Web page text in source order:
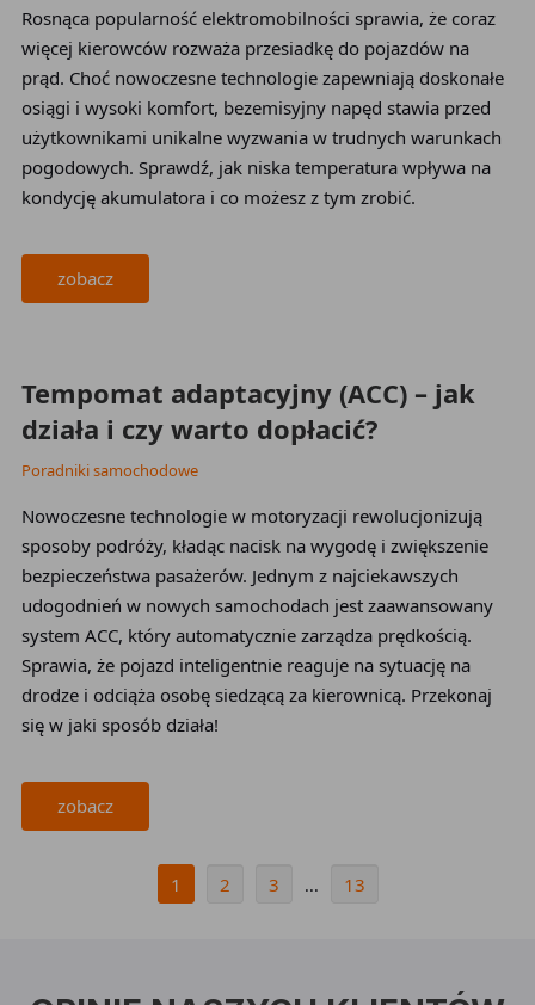
Rosnąca popularność elektromobilności sprawia, że coraz
więcej kierowców rozważa przesiadkę do pojazdów na
prąd. Choć nowoczesne technologie zapewniają doskonałe
osiągi i wysoki komfort, bezemisyjny napęd stawia przed
użytkownikami unikalne wyzwania w trudnych warunkach
pogodowych. Sprawdź, jak niska temperatura wpływa na
kondycję akumulatora i co możesz z tym zrobić.
zobacz
2026-05-16
Tempomat adaptacyjny (ACC) – jak
działa i czy warto dopłacić?
Poradniki samochodowe
Nowoczesne technologie w motoryzacji rewolucjonizują
sposoby podróży, kładąc nacisk na wygodę i zwiększenie
bezpieczeństwa pasażerów. Jednym z najciekawszych
udogodnień w nowych samochodach jest zaawansowany
system ACC, który automatycznie zarządza prędkością.
Sprawia, że pojazd inteligentnie reaguje na sytuację na
drodze i odciąża osobę siedzącą za kierownicą. Przekonaj
się w jaki sposób działa!
zobacz
1 2 3 ... 13